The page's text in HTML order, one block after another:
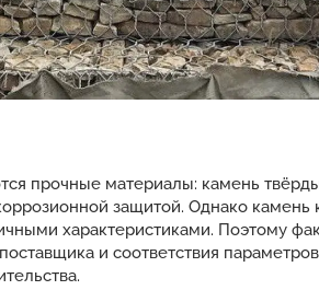
прочные материалы: камень
защитой. Однако
характеристиками. Поэтому
и соответствия